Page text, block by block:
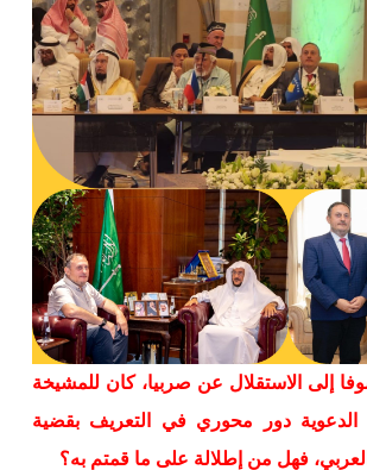
إلى الاستقلال عن صربيا، كان للمشيخة
الدعوية دور محوري في التعريف بقضية
فهل من إطلالة على ما قمتم به؟